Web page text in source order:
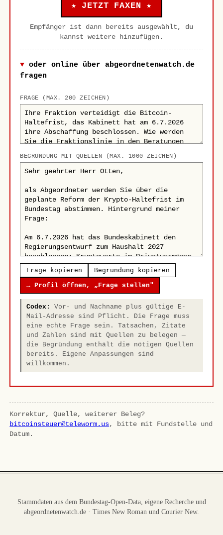
★ JETZT FAXEN ★
Empfänger ist dann bereits ausgewählt, du
kannst weitere hinzufügen.
oder online über abgeordnetenwatch.de
fragen
FRAGE (MAX. 200 ZEICHEN)
BEGRÜNDUNG MIT QUELLEN (MAX. 1000 ZEICHEN)
Frage kopieren Begründung kopieren
→ Profil öffnen, „Frage stellen"
Codex:
Vor- und Nachname plus gültige E-
Mail-Adresse sind Pflicht. Die Frage muss
eine echte Frage sein. Tatsachen, Zitate
und Zahlen sind mit Quellen zu belegen —
die Begründung enthält die nötigen Quellen
bereits. Eigene Anpassungen sind
willkommen.
Korrektur, Quelle, weiterer Beleg?
bitcoinsteuer@teleworm.us, bitte mit Fundstelle und
Datum.
Stammdaten aus dem Bundestag-Open-Data, eigene Recherche und
abgeordnetenwatch.de · Times New Roman und Courier New.